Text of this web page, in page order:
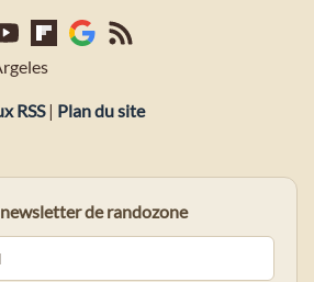
RSS| Plan du site
de randozone